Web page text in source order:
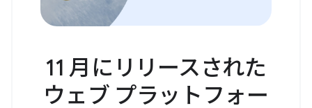
11 月にリリースされた
ウェブ プラットフォー